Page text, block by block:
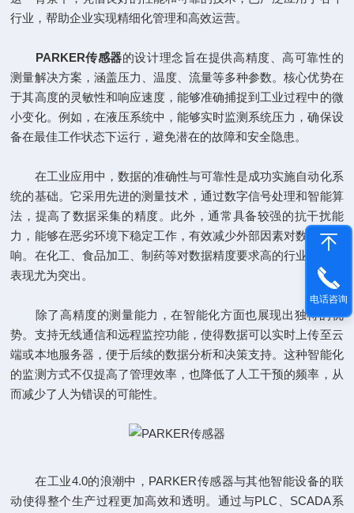
行业，帮助企业实现精细化管理和高效运营。
PARKER传感器的设计理念旨在提供高精度、高可靠性的
测量解决方案，涵盖压力、温度、流量等多种参数。核心优势在
于其高度的灵敏性和响应速度，能够准确捕捉到工业过程中的微
小变化。例如，在液压系统中，能够实时监测系统压力，确保设
备在最佳工作状态下运行，避免潜在的故障和安全隐患。
在工业应用中，数据的准确性与可靠性是成功实施自动化系
统的基础。它采用先进的测量技术，通过数字信号处理和智能算
法，提高了数据采集的精度。此外，通常具备较强的抗干扰能
力，能够在恶劣环境下稳定工作，有效减少外部因素对数据的影
响。在化工、食品加工、制药等对数据精度要求高的行业，它的
表现尤为突出。
除了高精度的测量能力，在智能化方面也展现出独特的优
势。支持无线通信和远程监控功能，使得数据可以实时上传至云
端或本地服务器，便于后续的数据分析和决策支持。这种智能化
的监测方式不仅提高了管理效率，也降低了人工干预的频率，从
而减少了人为错误的可能性。
在工业4.0的浪潮中，PARKER传感器与其他智能设备的联
动使得整个生产过程更加高效和透明。通过与PLC、SCADA系
电话咨询